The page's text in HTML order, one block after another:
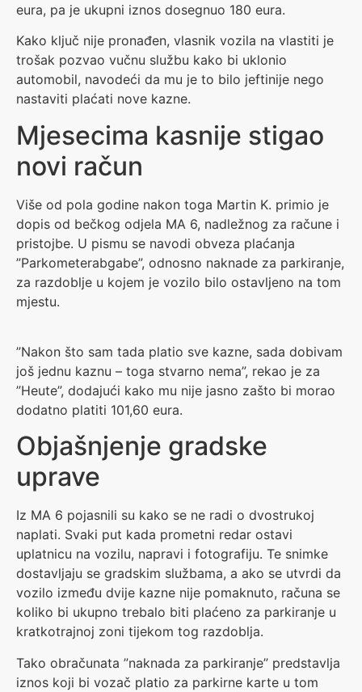
eura, pa je ukupni iznos dosegnuo 180 eura.
Kako ključ nije pronađen, vlasnik vozila na vlastiti je
trošak pozvao vučnu službu kako bi uklonio
automobil, navodeći da mu je to bilo jeftinije nego
nastaviti plaćati nove kazne.
Mjesecima kasnije stigao
novi račun
Više od pola godine nakon toga Martin K. primio je
dopis od bečkog odjela MA 6, nadležnog za račune i
pristojbe. U pismu se navodi obveza plaćanja
”Parkometerabgabe”, odnosno naknade za parkiranje,
za razdoblje u kojem je vozilo bilo ostavljeno na tom
mjestu.
”Nakon što sam tada platio sve kazne, sada dobivam
još jednu kaznu – toga stvarno nema”, rekao je za
”Heute”, dodajući kako mu nije jasno zašto bi morao
dodatno platiti 101,60 eura.
Objašnjenje gradske
uprave
Iz MA 6 pojasnili su kako se ne radi o dvostrukoj
naplati. Svaki put kada prometni redar ostavi
uplatnicu na vozilu, napravi i fotografiju. Te snimke
dostavljaju se gradskim službama, a ako se utvrdi da
vozilo između dvije kazne nije pomaknuto, računa se
koliko bi ukupno trebalo biti plaćeno za parkiranje u
kratkotrajnoj zoni tijekom tog razdoblja.
Tako obračunata ”naknada za parkiranje” predstavlja
iznos koji bi vozač platio za parkirne karte u tom